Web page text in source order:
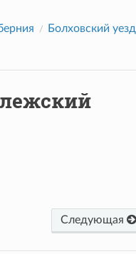
Болховский уезд
Следующая